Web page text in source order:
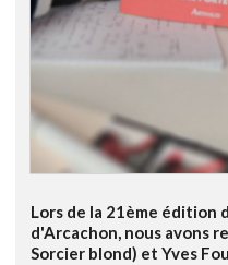
Lors de la 21ème édition
d'Arcachon, nous avons
Sorcier blond) et Yves